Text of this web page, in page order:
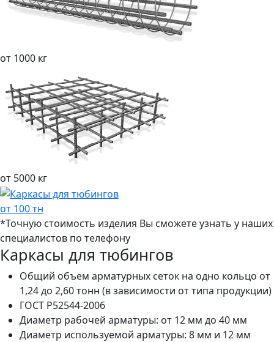
от 1000 кг
от 5000 кг
от 100 тн
*Точную стоимость изделия Вы сможете узнать у наших
специалистов по телефону
Каркасы для тюбингов
Общий объем арматурных сеток на одно кольцо от
1,24 до 2,60 тонн (в зависимости от типа продукции)
ГОСТ Р52544-2006
Диаметр рабочей арматуры: от 12 мм до 40 мм
Диаметр используемой арматуры: 8 мм и 12 мм